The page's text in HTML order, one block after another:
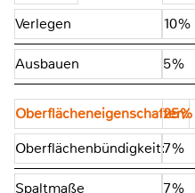
Verlegen
10%
Ausbauen 5%
Oberflächeneigenschaften:
Oberflächenbündigkeit:7%
Spaltmaße
7%